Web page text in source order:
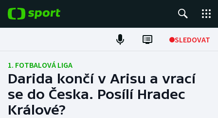
SLEDOVAT
Fotbal
Hokej
Tenis
1. FOTBALOVÁ LIGA
Darida končí v Arisu a vrací
se do Česka. Posílí Hradec
Králové?